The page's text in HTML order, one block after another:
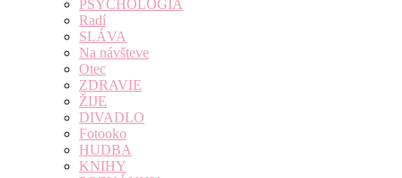
PSYCHOLOGIA
Radí
SLÁVA
Na návšteve
Otec
ZDRAVIE
ŽIJE
DIVADLO
Fotooko
HUDBA
KNIHY